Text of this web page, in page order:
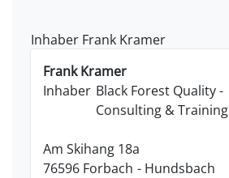
Inhaber Frank Kramer
Inhaber
Frank Kramer
Black Forest Quality -
Consulting & Training
Hundsbach
Am Skihang 18a
76596 Forbach